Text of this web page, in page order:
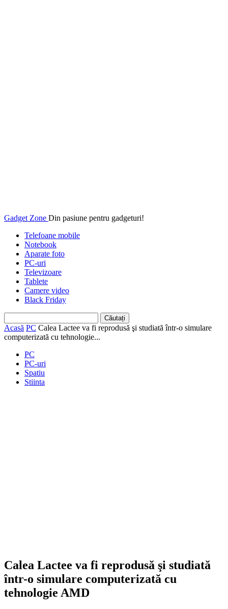
Gadget Zone Din pasiune pentru gadgeturi!
Telefoane mobile
Notebook
Aparate foto
PC-uri
Televizoare
Tablete
Camere video
Black Friday
Acasă PC Calea Lactee va fi reprodusă şi studiată într-o simulare
computerizată cu tehnologie...
PC
PC-uri
Spatiu
Stiinta
Calea Lactee va fi reprodusă şi studiată
într-o simulare computerizată cu
tehnologie AMD